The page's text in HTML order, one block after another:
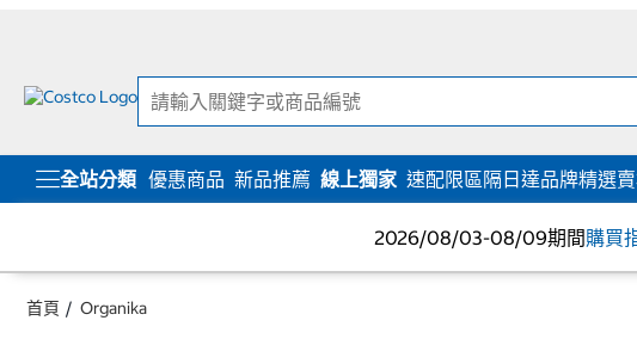
全站分類 優惠商品 新品推薦 線上獨家 速配限區隔日達品牌精選
2026/08/03-08/09期間購買
首頁 Organika